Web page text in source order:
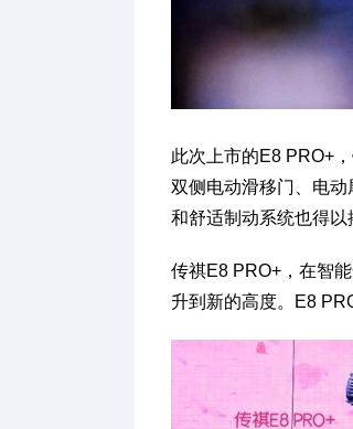
此次上市的E8 PRO+
双侧电动滑移门、电
和舒适制动系统也得以
传祺E8 PRO+，在智
升到新的高度。E8